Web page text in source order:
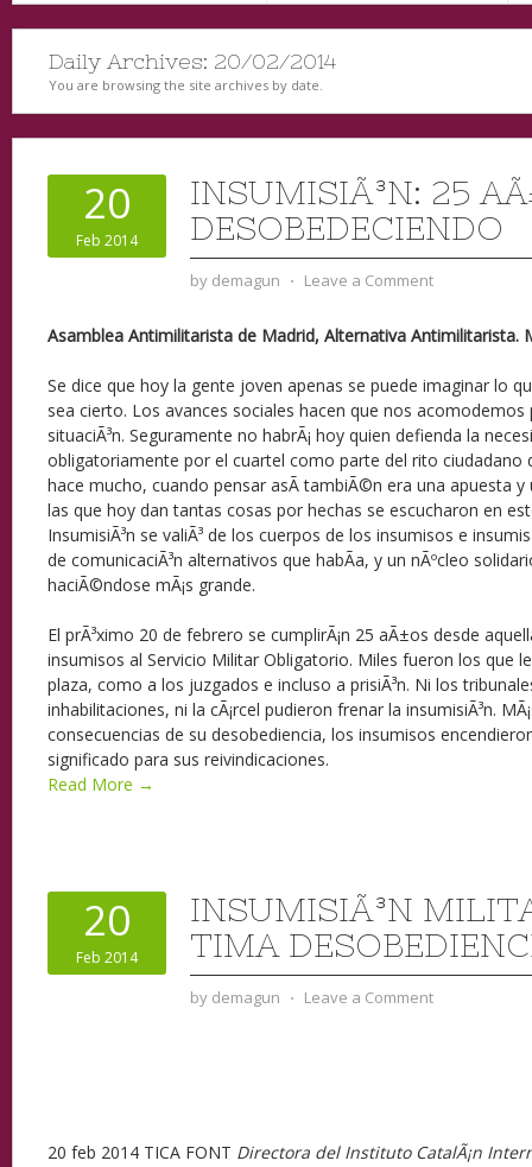
Daily Archives: 20/02/2014
You are browsing the site archives by date.
20
Feb 2014
INSUMISIÃ³N: 25
DESOBEDECIENDO
by demagun ⋅ Leave a Comment
Asamblea Antimilitarista de Madrid, Alternativa Antimilitarista.
Se dice que hoy la gente joven apenas se puede imaginar lo
sea cierto. Los avances sociales hacen que nos
situaciÃ³n. Seguramente no habrÃ¡ hoy quien defienda la
obligatoriamente por el cuartel como parte del rito ciudadano
hace mucho, cuando pensar asÃ­ tambiÃ©n era una apuesta
las que hoy dan tantas cosas por hechas se escucharon en
InsumisiÃ³n se valiÃ³ de los cuerpos de los insumisos e
de comunicaciÃ³n alternativos que habÃ­a, y un nÃºcleo
haciÃ©ndose mÃ¡s grande.
El prÃ³ximo 20 de febrero se cumplirÃ¡n 25 aÃ±os desde
insumisos al Servicio Militar Obligatorio. Miles fueron los que
plaza, como a los juzgados e incluso a prisiÃ³n. Ni los
inhabilitaciones, ni la cÃ¡rcel pudieron frenar la insumisiÃ³n.
consecuencias de su desobediencia, los insumisos
significado para sus reivindicaciones.
Read More →
20
Feb 2014
INSUMISIÃ³N
TIMA
by demagun ⋅ Leave a Comment
20 feb 2014 TICA FONT Directora del Instituto CatalÃ¡n